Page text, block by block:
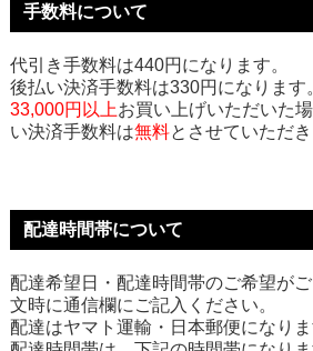
手数料について
代引き手数料は440円になります。
後払い決済手数料は330円になります
33,000円以上お買い上げいただいた
い決済手数料は無料とさせていただき
配達時間帯について
配達希望日・配達時間帯のご希望が
文時に通信欄にご記入ください。
配達はヤマト運輸・日本郵便になりま